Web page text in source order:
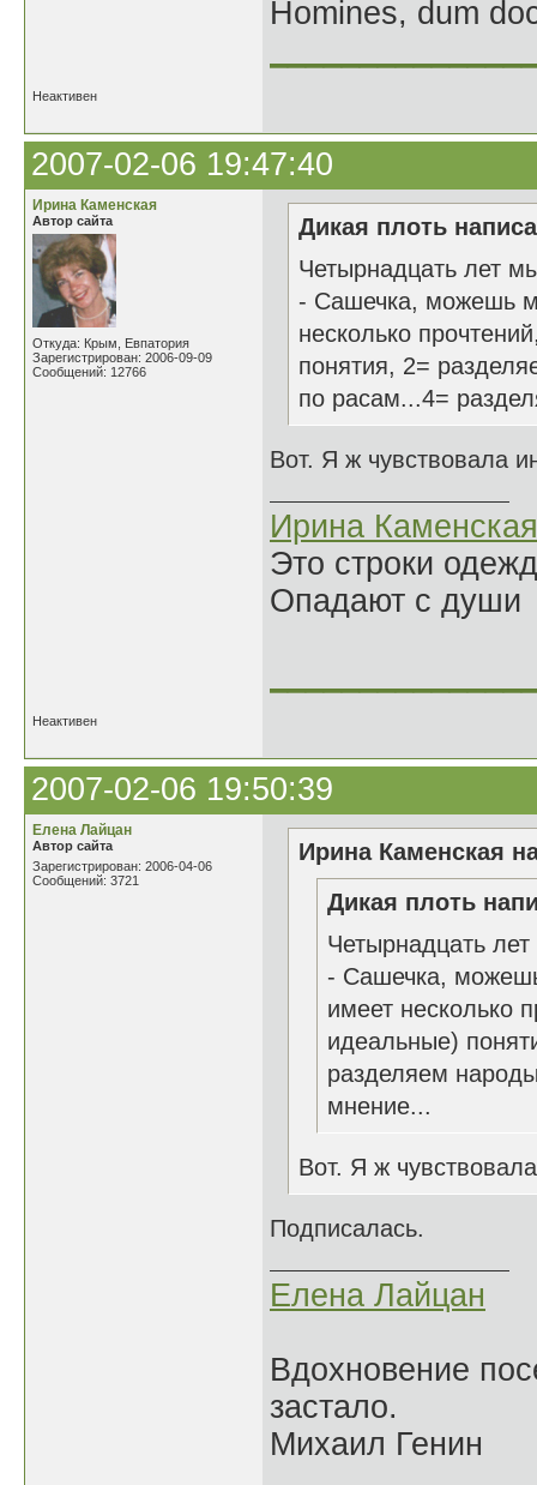
Homines, dum
Неактивен
2007-02-06 19:47:40
Ирина Каменская
Автор сайта
Откуда: Крым, Евпатория
Зарегистрирован: 2006-09-09
Сообщений: 12766
Дикая плоть
Четырнадцать лет
- Сашечка, можешь
несколько
понятия, 2=
по расам...4=
Вот. Я ж чувствовала
Ирина Каменская
Это строки
Опадают с души
Неактивен
2007-02-06 19:50:39
Елена Лайцан
Автор сайта
Зарегистрирован: 2006-04-06
Сообщений: 3721
Ирина Каменская
Дикая плоть
Четырнадцать
- Сашечка,
имеет несколько
идеальные)
разделяем
мнение...
Вот. Я ж
Подписалась.
Елена Лайцан
Вдохновение
застало.
Михаил Генин